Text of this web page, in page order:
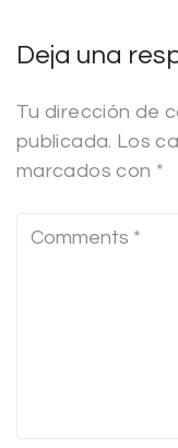
Deja una
Tu dirección de
publicada. Los
marcados con *